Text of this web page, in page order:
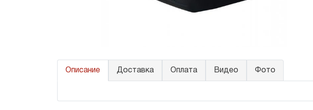
Описание Доставка Оплата Видео Фото